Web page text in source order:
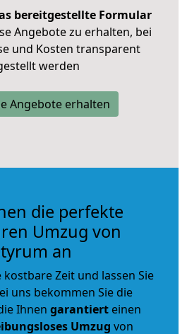
bereitgestellte Formular
Angebote zu erhalten, bei
und Kosten transparent
werden
Angebote erhalten
die perfekte
Umzug von
an
kostbare Zeit und lassen Sie
uns bekommen Sie die
Ihnen garantiert einen
Umzug von